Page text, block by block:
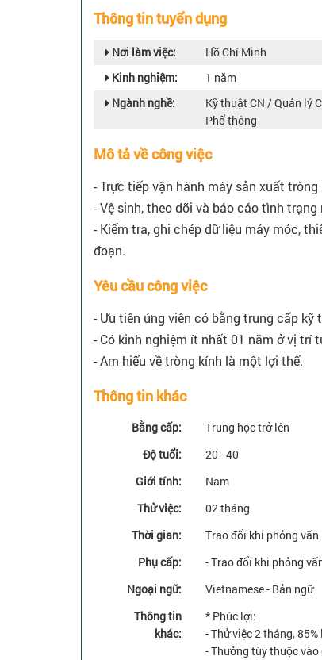
Thông tin tuyển dụng
Nơi làm việc:
Hồ Chí Minh
Kinh nghiệm:
1 năm
Ngành nghề:
Kỹ thuật CN / Quản lý
Phổ thông
Mô tả về công việc
- Trực tiếp vận hành máy sản xuất tròng
- Vệ sinh, theo dõi và báo cáo tình
- Kiểm tra, ghi chép dữ liệu máy móc,
đoạn.
Yêu cầu công việc
- Ưu tiên ứng viên có bằng trung cấp kỹ
- Có kinh nghiệm ít nhất 01 năm ở vị trí
- Am hiểu về tròng kính là một lợi thế.
Thông tin khác
Bằng cấp:
Trung học trở lên
Độ tuổi:
20 - 40
Giới tính:
Nam
Thử việc:
02 tháng
Thời gian:
Trao đổi khi phỏng vấn
Phụ cấp:
- Trao đổi khi phỏng
Ngoại ngữ:
Vietnamese - Bản ngữ
Thông tin
khác:
* Phúc lợi:
- Thử việc 2 tháng,
- Thưởng tùy thuộc